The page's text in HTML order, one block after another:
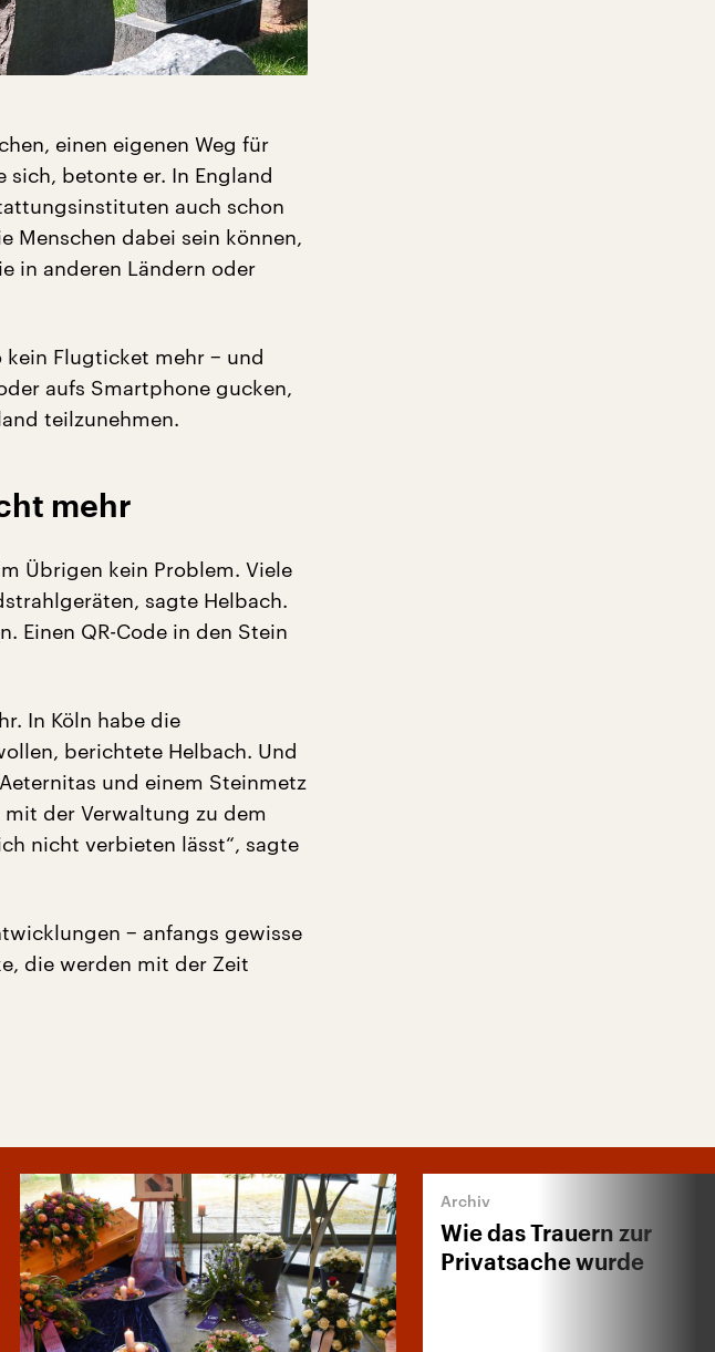
einen eigenen Weg für
sich, betonte er. In England
auch schon
Menschen dabei sein können,
in anderen Ländern oder
Flugticket mehr − und
aufs Smartphone gucken,
teilzunehmen.
mehr
Übrigen kein Problem. Viele
sagte Helbach.
Einen QR-Code in den Stein
In Köln habe die
berichtete Helbach. Und
und einem Steinmetz
der Verwaltung zu dem
nicht verbieten lässt“, sagte
− anfangs gewisse
die werden mit der Zeit
Wie das Trauern zur
Privatsache wurde